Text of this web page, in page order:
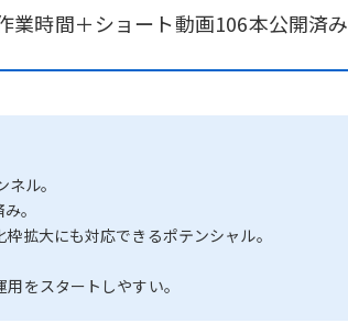
業時間＋ショート動画106本公開済み
ル。
。
拡大にも対応できるポテンシャル。
をスタートしやすい。